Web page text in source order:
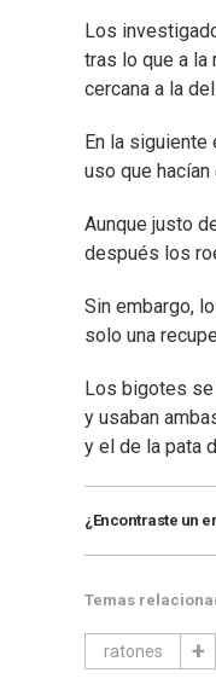
Los
tras lo que a la
cercana a la
En la
uso que
Aunque justo
después los
Sin embargo,
solo una
Los bigotes
y usaban
y el de la pata
¿Encontraste un
Temas
ratones